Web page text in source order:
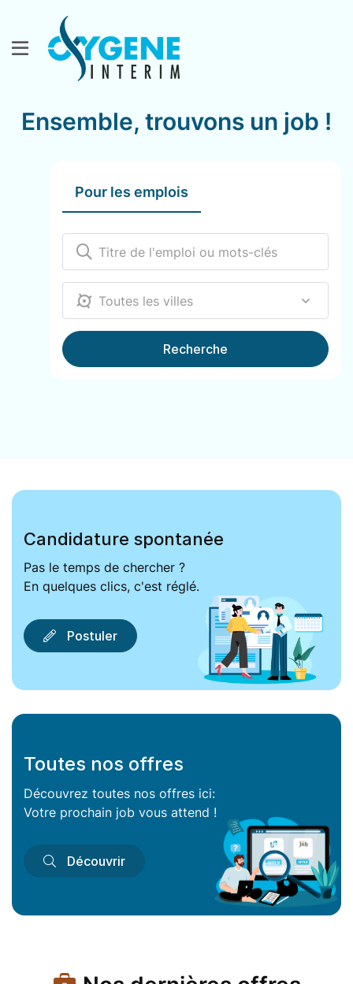
Ensemble, trouvons un job !
Pour les emplois
12000
Recherche
Candidature spontanée
Pas le temps de chercher ?
En quelques clics, c'est réglé.
Postuler
Toutes nos offres
Découvrez toutes nos offres ici:
Votre prochain job vous attend !
Découvrir